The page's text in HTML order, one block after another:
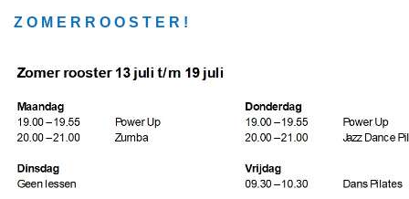
Z O M E R R O O S T E R !